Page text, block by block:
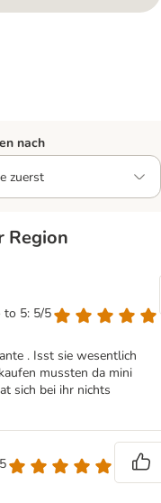
nach
Region
to 5: 5/5
. Isst sie wesentlich
mussten da mini
sich bei ihr nichts